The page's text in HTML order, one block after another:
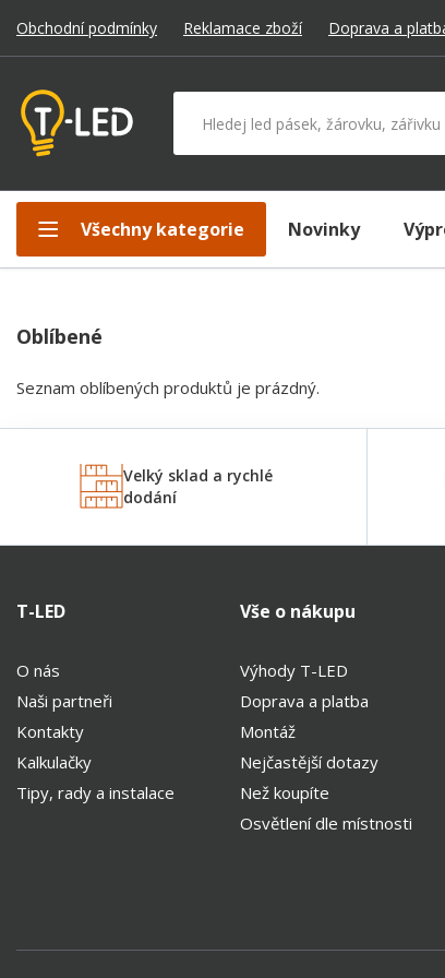
Obchodní podmínky Reklamace zboží Doprava a
Všechny kategorie Novinky
Oblíbené
Seznam oblíbených produktů je prázdný.
Velký sklad a rychlé
dodání
T-LED
O nás
Naši partneři
Kontakty
Kalkulačky
Tipy, rady a instalace
Vše o nákupu
Výhody T-LED
Doprava a platba
Montáž
Nejčastější dotazy
Než koupíte
Osvětlení dle místnosti